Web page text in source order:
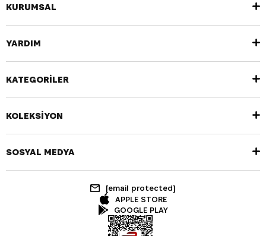
KURUMSAL
YARDIM
KATEGORİLER
KOLEKSİYON
SOSYAL MEDYA
[email protected]
APPLE STORE
GOOGLE PLAY